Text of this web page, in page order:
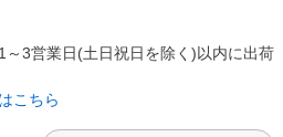
～3営業日(土日祝日を除く)以内に出荷
こちら